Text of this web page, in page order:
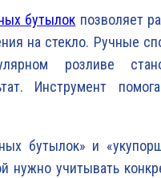
бутылок позволяет
на стекло. Ручные
розливе
Инструмент
бутылок» и
нужно учитывать